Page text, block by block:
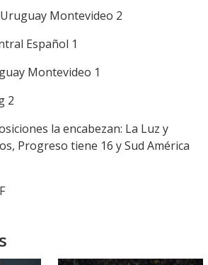
Montevideo 2
Español 1
Montevideo 1
2
la encabezan: La Luz y
Progreso tiene 16 y Sud América